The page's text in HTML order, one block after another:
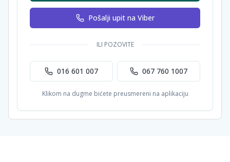
Pošalji upit na Viber
ILI POZOVITE
016 601 007 067 760 1007
Klikom na dugme bićete preusmereni na aplikaciju